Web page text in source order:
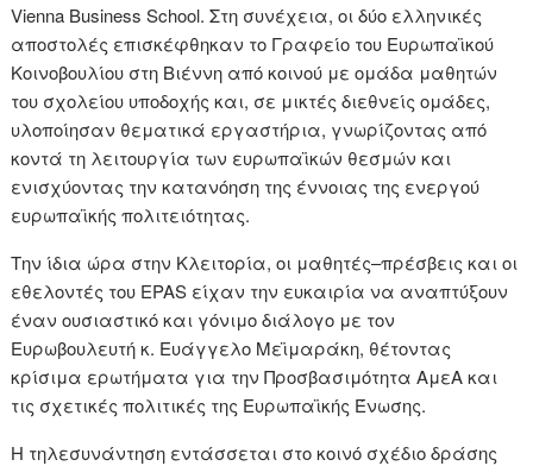
Vienna Business School. Στη συνέχεια, οι δύο ελληνικές
αποστολές επισκέφθηκαν το Γραφείο του Ευρωπαϊκού
Κοινοβουλίου στη Βιέννη από κοινού με ομάδα μαθητών
του σχολείου υποδοχής και, σε μικτές διεθνείς ομάδες,
υλοποίησαν θεματικά εργαστήρια, γνωρίζοντας από
κοντά τη λειτουργία των ευρωπαϊκών θεσμών και
ενισχύοντας την κατανόηση της έννοιας της ενεργού
ευρωπαϊκής πολιτειότητας.
Την ίδια ώρα στην Κλειτορία, οι μαθητές–πρέσβεις και οι
εθελοντές του EPAS είχαν την ευκαιρία να αναπτύξουν
έναν ουσιαστικό και γόνιμο διάλογο με τον
Ευρωβουλευτή κ. Ευάγγελο Μεϊμαράκη, θέτοντας
κρίσιμα ερωτήματα για την Προσβασιμότητα ΑμεΑ και
τις σχετικές πολιτικές της Ευρωπαϊκής Ένωσης.
Η τηλεσυνάντηση εντάσσεται στο κοινό σχέδιο δράσης